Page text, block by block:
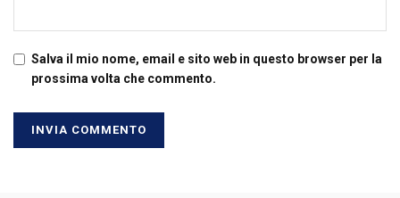
Salva il mio nome, email e sito web in questo browser per la
prossima volta che commento.